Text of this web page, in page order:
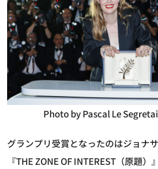
Photo by Pascal Le
グランプリ受賞となったのはジョナ
『THE ZONE OF INTEREST（原題